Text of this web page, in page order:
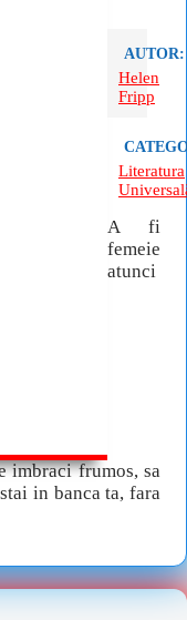
AUTOR:
Helen
Fripp
Literatura
A fi
femeie
atunci
imbraci frumos, sa
in banca ta, fara